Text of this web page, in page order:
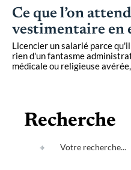
Ce que l’on
vestimentaire en
Licencier un salarié parce
rien d'un fantasme
médicale ou religieuse avérée,
Recherche